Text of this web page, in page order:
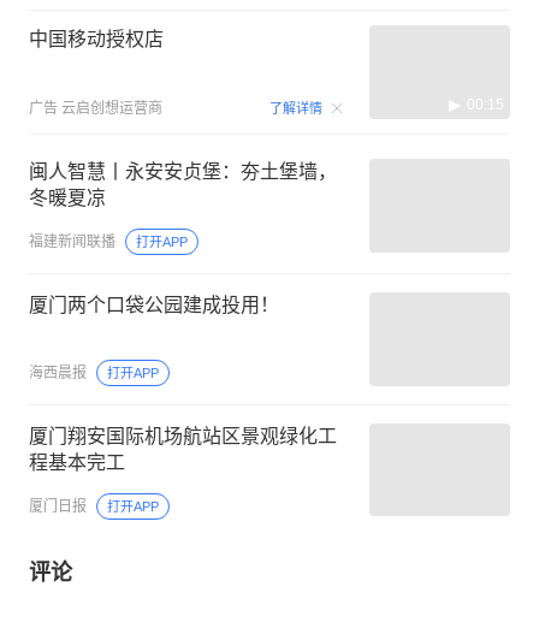
中国移动授权店
广告 云启创想运营商 了解详情 00:15
闽人智慧丨永安安贞堡：夯土堡墙，
冬暖夏凉
福建新闻联播 打开APP
厦门两个口袋公园建成投用！
海西晨报 打开APP
厦门翔安国际机场航站区景观绿化工
程基本完工
厦门日报 打开APP
评论